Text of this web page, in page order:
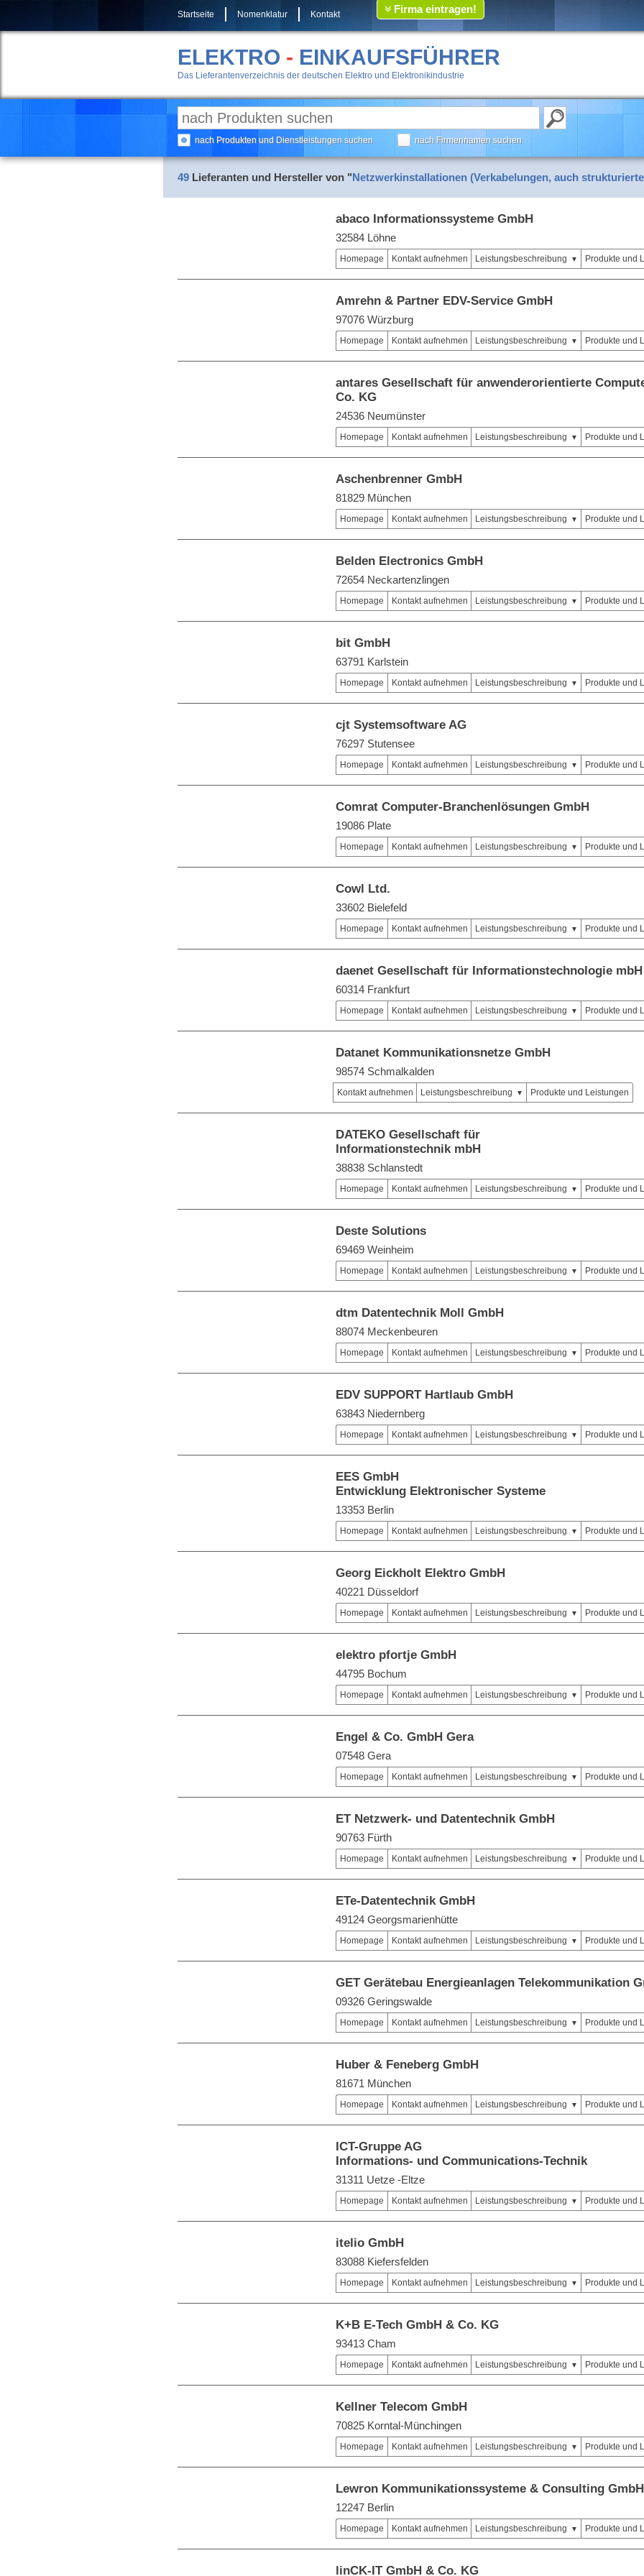
Startseite Nomenklatur Kontakt Firma eintragen!
ELEKTRO - EINKAUFSFÜHRER
Das Lieferantenverzeichnis der deutschen Elektro und Elektronikindustrie
nach Produkten und Dienstleistungen suchen nach Firmennamen suchen
49 Lieferanten und Hersteller von "Netzwerkinstallationen (Verkabelungen, auch
abaco Informationssysteme GmbH
32584 Löhne
Homepage Kontakt aufnehmen Leistungsbeschreibung Produkte und
Amrehn & Partner EDV-Service GmbH
97076 Würzburg
Homepage Kontakt aufnehmen Leistungsbeschreibung Produkte und
antares Gesellschaft für anwenderorientierte
Co. KG
24536 Neumünster
Homepage Kontakt aufnehmen Leistungsbeschreibung Produkte und
Aschenbrenner GmbH
81829 München
Homepage Kontakt aufnehmen Leistungsbeschreibung Produkte und
Belden Electronics GmbH
72654 Neckartenzlingen
Homepage Kontakt aufnehmen Leistungsbeschreibung Produkte und
bit GmbH
63791 Karlstein
Homepage Kontakt aufnehmen Leistungsbeschreibung Produkte und
cjt Systemsoftware AG
76297 Stutensee
Homepage Kontakt aufnehmen Leistungsbeschreibung Produkte und
Comrat Computer-Branchenlösungen GmbH
19086 Plate
Homepage Kontakt aufnehmen Leistungsbeschreibung Produkte und
Cowl Ltd.
33602 Bielefeld
Homepage Kontakt aufnehmen Leistungsbeschreibung Produkte und
daenet Gesellschaft für Informationstechnologie mbH
60314 Frankfurt
Homepage Kontakt aufnehmen Leistungsbeschreibung Produkte und
Datanet Kommunikationsnetze GmbH
98574 Schmalkalden
Kontakt aufnehmen Leistungsbeschreibung Produkte und Leistungen
DATEKO Gesellschaft für
Informationstechnik mbH
38838 Schlanstedt
Homepage Kontakt aufnehmen Leistungsbeschreibung Produkte und
Deste Solutions
69469 Weinheim
Homepage Kontakt aufnehmen Leistungsbeschreibung Produkte und
dtm Datentechnik Moll GmbH
88074 Meckenbeuren
Homepage Kontakt aufnehmen Leistungsbeschreibung Produkte und
EDV SUPPORT Hartlaub GmbH
63843 Niedernberg
Homepage Kontakt aufnehmen Leistungsbeschreibung Produkte und
EES GmbH
Entwicklung Elektronischer Systeme
13353 Berlin
Homepage Kontakt aufnehmen Leistungsbeschreibung Produkte und
Georg Eickholt Elektro GmbH
40221 Düsseldorf
Homepage Kontakt aufnehmen Leistungsbeschreibung Produkte und
elektro pfortje GmbH
44795 Bochum
Homepage Kontakt aufnehmen Leistungsbeschreibung Produkte und
Engel & Co. GmbH Gera
07548 Gera
Homepage Kontakt aufnehmen Leistungsbeschreibung Produkte und
ET Netzwerk- und Datentechnik GmbH
90763 Fürth
Homepage Kontakt aufnehmen Leistungsbeschreibung Produkte und
ETe-Datentechnik GmbH
49124 Georgsmarienhütte
Homepage Kontakt aufnehmen Leistungsbeschreibung Produkte und
GET Gerätebau Energieanlagen Telekommunikation
09326 Geringswalde
Homepage Kontakt aufnehmen Leistungsbeschreibung Produkte und
Huber & Feneberg GmbH
81671 München
Homepage Kontakt aufnehmen Leistungsbeschreibung Produkte und
ICT-Gruppe AG
Informations- und Communications-Technik
31311 Uetze -Eltze
Homepage Kontakt aufnehmen Leistungsbeschreibung Produkte und
itelio GmbH
83088 Kiefersfelden
Homepage Kontakt aufnehmen Leistungsbeschreibung Produkte und
K+B E-Tech GmbH & Co. KG
93413 Cham
Homepage Kontakt aufnehmen Leistungsbeschreibung Produkte und
Kellner Telecom GmbH
70825 Korntal-Münchingen
Homepage Kontakt aufnehmen Leistungsbeschreibung Produkte und
Lewron Kommunikationssysteme & Consulting GmbH
12247 Berlin
Homepage Kontakt aufnehmen Leistungsbeschreibung Produkte und
linCK-IT GmbH & Co. KG